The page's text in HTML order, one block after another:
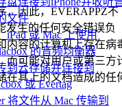
文件
iPad 或 Mac 上使用
的音频均衡器
到云存储并连接到
或 Evertag
将文件从 Mac 传输到
，因此，EVERAPPZ不
发生的任何安全错误负
内容的计算机上存在病
而可能对用户或第三方
在其上的文档造成的任